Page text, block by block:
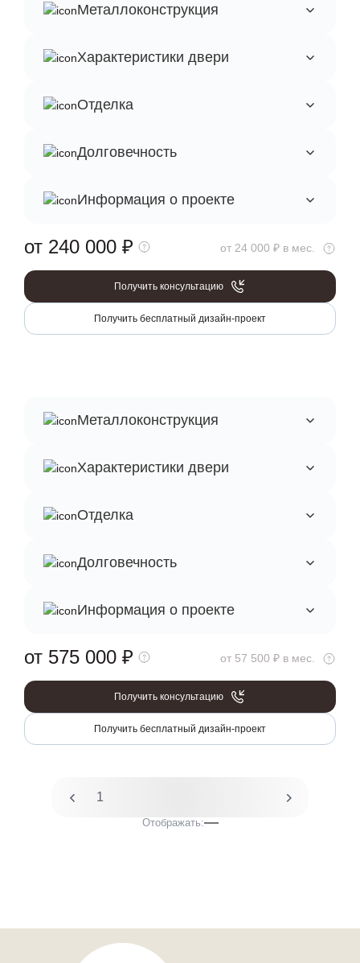
Металлоконструкция
Характеристики двери
Отделка
Долговечность
Информация о проекте
от 240 000 ₽ от 24 000 ₽ в мес.
Получить консультацию
Получить бесплатный дизайн-проект
Металлоконструкция
Характеристики двери
Отделка
Долговечность
Информация о проекте
от 575 000 ₽ от 57 500 ₽ в мес.
Получить консультацию
Получить бесплатный дизайн-проект
1 2
Отображать: